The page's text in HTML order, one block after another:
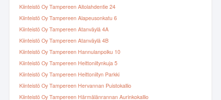
Kiinteistö Oy Tampereen Aitolahdentie 24
Kiinteistö Oy Tampereen Alapeusonkatu 6
Kiinteistö Oy Tampereen Atanväylä 4A
Kiinteistö Oy Tampereen Atanväylä 4B
Kiinteistö Oy Tampereen Hannulanpolku 10
Kiinteistö Oy Tampereen Heittoniitynkuja 5
Kiinteistö Oy Tampereen Heittoniityn Parkki
Kiinteistö Oy Tampereen Hervannan Puistokallio
Kiinteistö Oy Tampereen Härmälänrannan Aurinkokallio